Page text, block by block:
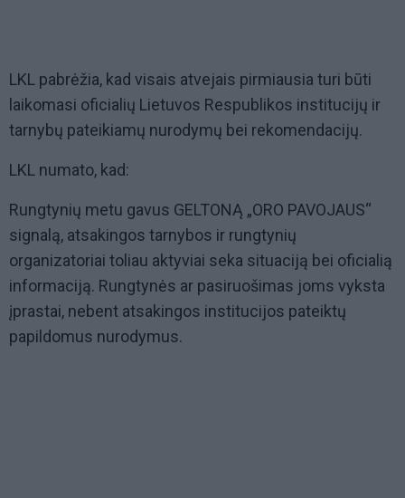
LKL pabrėžia, kad visais atvejais pirmiausia turi būti
laikomasi oficialių Lietuvos Respublikos institucijų ir
tarnybų pateikiamų nurodymų bei rekomendacijų.
LKL numato, kad:
Rungtynių metu gavus GELTONĄ „ORO PAVOJAUS“
signalą, atsakingos tarnybos ir rungtynių
organizatoriai toliau aktyviai seka situaciją bei oficialią
informaciją. Rungtynės ar pasiruošimas joms vyksta
įprastai, nebent atsakingos institucijos pateiktų
papildomus nurodymus.